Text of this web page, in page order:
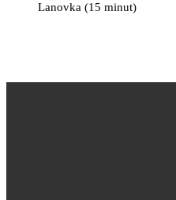
Lanovka (15 minut)